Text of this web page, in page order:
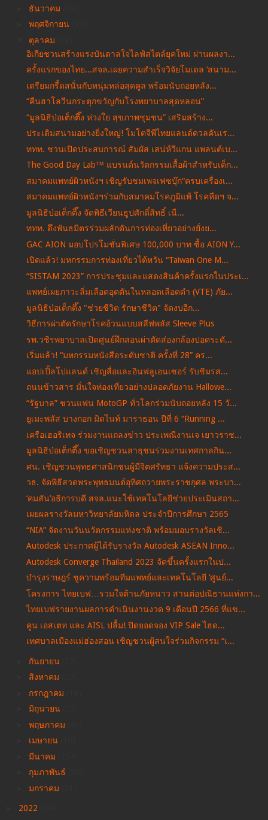
ธันวาคม
พฤศจิกายน
ตุลาคม
อิเกียชวนสร้างแรงบันดาลใจไลฟ์สไตล์ยุคใหม่ ผ่านผลงา...
ครั้งแรกของไทย...สจล.เผยความสำเร็จวิจัยโมเดล ‘สนาม...
เตรียมกรี้ดสนั่นกับหนุ่มหล่อสุดคูล พร้อมนับถอยหลัง...
“คืนฮาโลวีนกระตุกขวัญกับโรงพยาบาลสุดหลอน”
“มูลนิธิป่อเต็กตึ๊ง ห่วงใย สุขภาพชุมชน” เสริมสร้าง...
ประเดิมสนามอย่างยิ่งใหญ่! โมโตจีพีไทยแลนด์ดวลคันเร...
ททท. ชวนเปิดประสบการณ์ สัมผัส เสน่ห์วีแกน แพลนต์เบ...
The Good Day Lab™ แบรนด์นวัตกรรมเสื้อผ้าสำหรับเด็ก...
สมาคมแพทย์ผิวหนังฯ เชิญรับชมเพจเฟซบุ๊ก“ครบเครื่องเ...
สมาคมแพทย์ผิวหนังฯร่วมกับสมาคมโรคภูมิแพ้ โรคหืดฯ จ...
มูลนิธิป่อเต็กตึ๊ง จัดพิธีเวียนธูปศักดิ์สิทธิ์ เนื...
ททท. ดึงพันธมิตรร่วมผลักดันการท่องเที่ยวอย่างยั่งย...
GAC AION มอบโปรโมชั่นพิเศษ 100,000 บาท ซื้อ AION Y...
เปิดแล้ว! มหกรรมการท่องเที่ยวไต้หวัน “Taiwan One M...
“SISTAM 2023” การประชุมและแสดงสินค้าครั้งแรกในประเ...
แพทย์เผยภาวะลิ่มเลือดอุดตันในหลอดเลือดดำ (VTE) ภัย...
มูลนิธิป่อเต็กตึ๊ง "ช่วยชีวิต รักษาชีวิต" จัดงบอีก...
วิธีการผ่าตัดรักษาโรคอ้วนแบบสลีฟพลัส Sleeve Plus
รพ.วชิรพยาบาลเปิดศูนย์ฝึกสอนผ่าตัดส่องกล้องปอดระดั...
เริ่มแล้ว! “มหกรรมหนังสือระดับชาติ ครั้งที่ 28” คร...
แอปเปิ้ลโปแลนด์ เชิญสื่อและอินฟลูเอนเซอร์ รับชิมรส...
ถนนข้าวสาร มั่นใจท่องเที่ยวอย่างปลอดภัยงาน Hallowe...
“รัฐบาล” ชวนแฟน MotoGP ทั่วโลกร่วมนับถอยหลัง 15 วั...
ยูเมะพลัส บางกอก มิดไนท์ มาราธอน ปีที่ 6 “Running ...
เครือเฮอริเทจ ร่วมงานแถลงข่าว ประเพณีงานเจ เยาวราช...
มูลนิธิป่อเต็กตึ๊ง ขอเชิญชวนสาธุชนร่วมงานเทศกาลกิน...
ศน. เชิญชวนพุทธศาสนิกชนผู้มีจิตศรัทธา แจ้งความประส...
วธ. จัดพิธีสวดพระพุทธมนต์อุทิศถวายพระราชกุศล พระบา...
‘คมสัน’อธิการบดี สจล.แนะใช้เทคโนโลยีช่วยประเมินสถา...
เผยผลรางวัลมหาวิทยาลัยมหิดล ประจำปีการศึกษา 2565
“NIA” จัดงานวันนวัตกรรมแห่งชาติ พร้อมมอบรางวัลเชิ...
Autodesk ประกาศผู้ได้รับรางวัล Autodesk ASEAN Inno...
Autodesk Converge Thailand 2023 จัดขึ้นครั้งแรกในป...
บำรุงราษฎร์ ชูความพร้อมทีมแพทย์และเทคโนโลยี ‘ศูนย์...
โครงการ ไทยเบฟ…รวมใจต้านภัยหนาว สานต่อปณิธานแห่งกา...
ไทยเบฟรายงานผลการดำเนินงานงวด 9 เดือนปี 2566 ที่แข...
คูน เอสเตท และ AISL ปลื้ม! ปิดยอดจอง VIP Sale ไฮด...
เทศบาลเมืองแม่ฮ่องสอน เชิญชวนผู้สนใจร่วมกิจกรรม “เ...
กันยายน
สิงหาคม
กรกฎาคม
มิถุนายน
พฤษภาคม
เมษายน
มีนาคม
กุมภาพันธ์
มกราคม
2022